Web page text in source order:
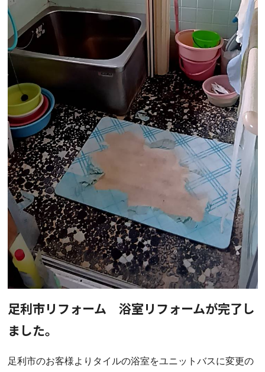
足利市リフォーム 浴室リフォームが完了し
ました。
足利市のお客様よりタイルの浴室をユニットバスに変更の